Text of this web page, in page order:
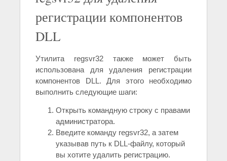
регистрации компонентов
DLL
Утилита regsvr32 также может быть
использована для удаления регистрации
компонентов DLL. Для этого необходимо
выполнить следующие шаги:
Открыть командную строку с правами
администратора.
Введите команду regsvr32, а затем
указывав путь к DLL-файлу, который
вы хотите удалить регистрацию.